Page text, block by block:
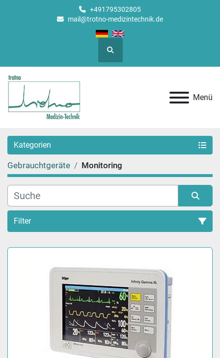
+491795302805
mail@trotno-medizintechnik.de
Suche
Menü
Kategorien
Gebrauchtgeräte Monitoring
Filter
Sortieren nach